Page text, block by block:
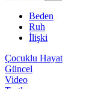
Beden
Ruh
İlişki
Çocuklu Hayat
Güncel
Video